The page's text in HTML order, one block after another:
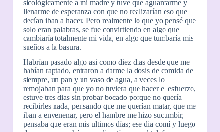
sicológicamente a mi madre y tuve que aguantarme y
llenarme de esperanza con que no realizarían eso que
decían iban a hacer. Pero realmente lo que yo pensé que
solo eran palabras, se fue convirtiendo en algo que
cambiaría totalmente mi vida, en algo que tumbaría mis
sueños a la basura.
Habrían pasado algo asi como diez dias desde que me
habían raptado, entraron a darme la dosis de comida de
siempre, un pan y un vaso de agua, a veces lo
remojaban para que yo no tuviera que hacer el esfuerzo,
estuve tres dias sin probar bocado porque no quería
recibirles nada, pensando que me querían matar, que me
iban a envenenar, pero el hambre me hizo sucumbir,
pensaba que eran mis ultimos días; ese dia comí y luego